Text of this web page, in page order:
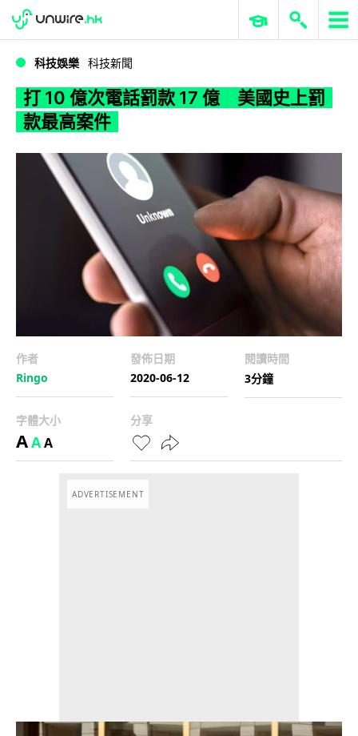
WWDC 2026 ERP 與商業 AI
科技娛樂 科技新聞
打 10 億次電話罰款 17 億 美國史上罰
款最高案件
作者
Ringo
發佈日期
2020-06-12
閱讀時間
3分鐘
字體大小
AAA
分享
ADVERTISEMENT